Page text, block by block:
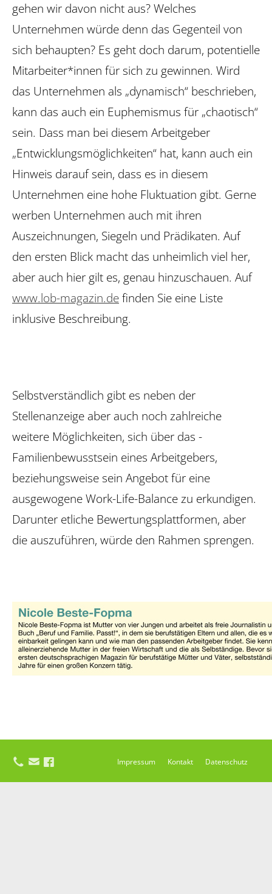
gehen wir davon nicht aus? Welches
Unternehmen würde denn das Gegenteil von
sich behaupten? Es geht doch darum, potentielle
Mitarbeiter*innen für sich zu gewinnen. Wird
das Unternehmen als „dynamisch“ beschrieben,
kann das auch ein Euphemismus für „chaotisch“
sein. Dass man bei diesem Arbeitgeber
„Entwicklungsmöglichkeiten“ hat, kann auch ein
Hinweis darauf sein, dass es in diesem
Unternehmen eine hohe Fluktuation gibt. Gerne
werben Unter­nehmen auch mit ihren
Auszeichnungen, Siegeln und Prädikaten. Auf
den ersten Blick macht das unheimlich viel her,
aber auch hier gilt es, genau hinzuschauen. Auf
www.lob-magazin.definden Sie eine Liste
inklusive Beschreibung.
Selbstverständlich gibt es neben der
Stellenanzeige aber auch noch zahlreiche
weitere Möglichkeiten, sich über das ­
Familienbewusstsein eines Arbeitgebers,
beziehungsweise sein Angebot für eine
ausgewogene Work-Life-Balance zu erkundigen.
Darunter etliche Bewertungsplattformen, aber
die auszuführen, würde den Rahmen sprengen.
Impressum Kontakt Datenschutz